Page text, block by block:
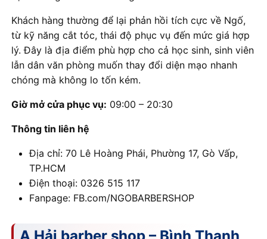
Khách hàng thường để lại phản hồi tích cực về Ngố,
từ kỹ năng cắt tóc, thái độ phục vụ đến mức giá hợp
lý. Đây là địa điểm phù hợp cho cả học sinh, sinh viên
lẫn dân văn phòng muốn thay đổi diện mạo nhanh
chóng mà không lo tốn kém.
Giờ mở cửa phục vụ: 09:00 – 20:30
Thông tin liên hệ
Địa chỉ: 70 Lê Hoàng Phái, Phường 17, Gò Vấp,
TP.HCM
Điện thoại: 0326 515 117
Fanpage: FB.com/NGOBARBERSHOP